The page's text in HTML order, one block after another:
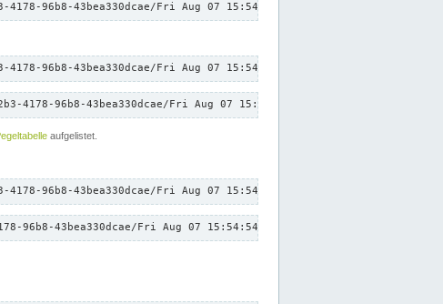
96b8-43bea330dcae/Fri Aug 07 15:54:54 CEST 2026/down.txt"
4178-96b8-43bea330dcae/Fri Aug 07 15:54:54 CEST 2026/down.txt"
4178-96b8-43bea330dcae/Fri Aug 07 15:54:54 CEST 2026/down.txt"
aufgelistet.
96b8-43bea330dcae/Fri Aug 07 15:54:54 CEST 2026/down.txt"
96b8-43bea330dcae/Fri Aug 07 15:54:54 CEST 2026/down.txt"